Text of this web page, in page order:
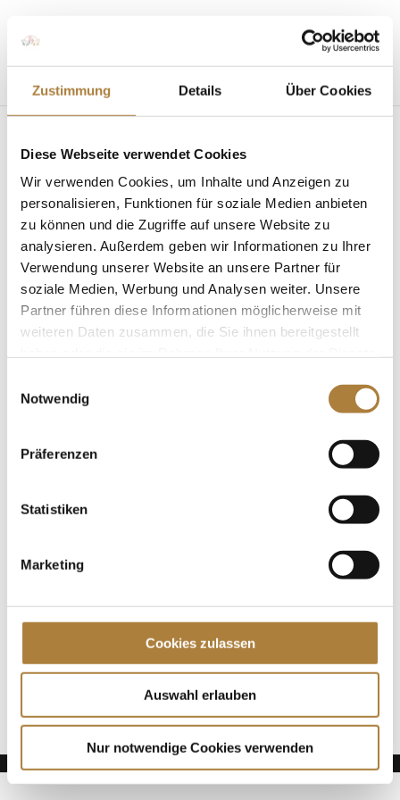
Zustimmung Details Über Cookies
Diese Webseite verwendet Cookies
Wir verwenden Cookies, um Inhalte und Anzeigen zu
personalisieren, Funktionen für soziale Medien anbieten
zu können und die Zugriffe auf unsere Website zu
analysieren. Außerdem geben wir Informationen zu Ihrer
Verwendung unserer Website an unsere Partner für
soziale Medien, Werbung und Analysen weiter. Unsere
Partner führen diese Informationen möglicherweise mit
weiteren Daten zusammen, die Sie ihnen bereitgestellt
Notwendig
Präferenzen
Statistiken
Marketing
Cookies zulassen
Auswahl erlauben
Nur notwendige Cookies verwenden
Seite wählen
„Start frei – im Cross dabei“ in Langenfeld und
Münchehofe
von fn press |16. Oktober 2019 |
Mit Sicherheit
besser reiten
Vielseitigkeits-Informationsveranstaltung im
Rheinland und Berlin-Brandenburg
Geländereiten – die Vielseitigkeit ist die
reiterliches Können und gegenseitiges Vertrauen...
Spenden
Aktuelle News
Weltmeister
100. Geburtstag von HGW: Warendorf erinnert an
eine Legende des Pferdesports
Goldenes Reitabzeichen für Carolina Miesner